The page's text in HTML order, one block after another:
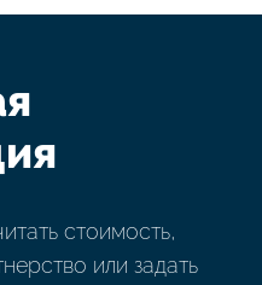
стоимость,
или задать